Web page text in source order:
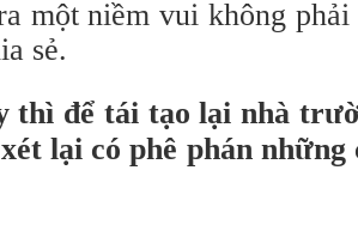
một niềm vui không
sẻ.
thì để tái tạo lại nhà
lại có phê phán những